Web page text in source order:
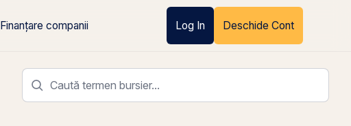
Finanțare companii Log In Deschide Cont